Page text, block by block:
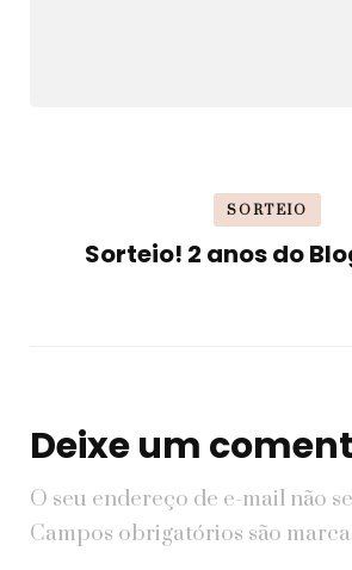
SORTEIO
Sorteio! 2 anos do
Deixe um
O seu endereço de e-mail não
Campos obrigatórios são